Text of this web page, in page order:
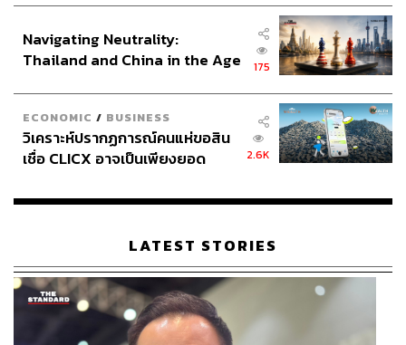
Navigating Neutrality:
Thailand and China in the Age
175
ECONOMIC / BUSINESS
วิเคราะห์ปรากฏการณ์คนแห่ขอสิน
เชื่อ CLICX อาจเป็นเพียงยอด
เรือนไทยที่ถูกซุกไว้
2.6K
LATEST STORIES